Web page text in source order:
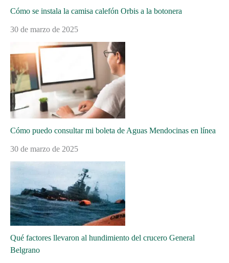
Cómo se instala la camisa calefón Orbis a la botonera
30 de marzo de 2025
Cómo puedo consultar mi boleta de Aguas Mendocinas en línea
30 de marzo de 2025
Qué factores llevaron al hundimiento del crucero General
Belgrano